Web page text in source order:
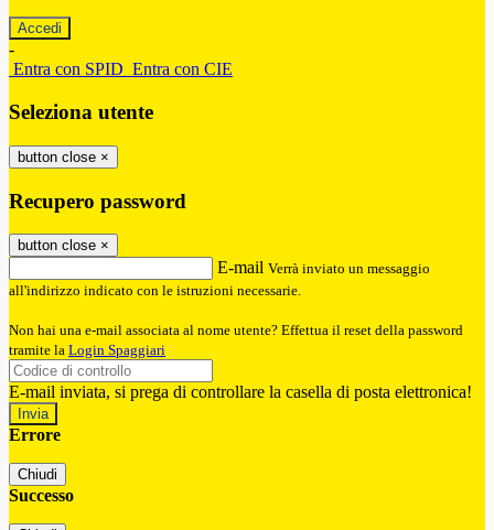
-
Entra con SPID Entra con CIE
Seleziona utente
button close ×
Recupero password
button close ×
E-mail Verrà inviato un messaggio
all'indirizzo indicato con le istruzioni necessarie.
Non hai una e-mail associata al nome utente? Effettua il reset della password
tramite la Login Spaggiari
E-mail inviata, si prega di controllare la casella di posta elettronica!
Errore
Chiudi
Successo